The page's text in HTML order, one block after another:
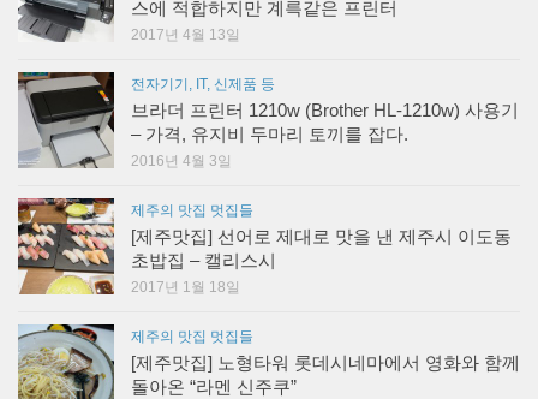
스에 적합하지만 계륵같은 프린터
2017년 4월 13일
전자기기, IT, 신제품 등
브라더 프린터 1210w (Brother HL-1210w) 사용기
– 가격, 유지비 두마리 토끼를 잡다.
2016년 4월 3일
제주의 맛집 멋집들
[제주맛집] 선어로 제대로 맛을 낸 제주시 이도동
초밥집 – 캘리스시
2017년 1월 18일
제주의 맛집 멋집들
[제주맛집] 노형타워 롯데시네마에서 영화와 함께
돌아온 “라멘 신주쿠”